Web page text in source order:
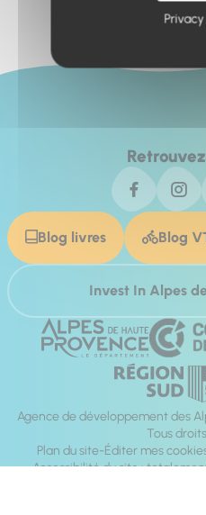
Blog livres Blog
Invest In Alpes
Agence de développement des
Tous
Plan du site Éditer mes
Accessibilité du site :